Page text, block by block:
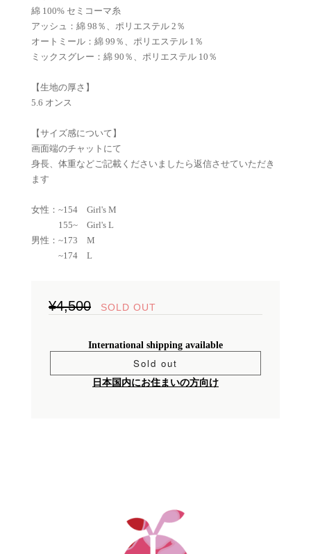
綿 100% セミコーマ糸
アッシュ：綿 98％、ポリエステル 2％
オートミール：綿 99％、ポリエステル 1％
ミックスグレー：綿 90％、ポリエステル 10％
【生地の厚さ】
5.6 オンス
【サイズ感について】
画面端のチャットにて
身長、体重などご記載くださいましたら返信させていただき
ます
女性：~154 Girl's M
155~ Girl's L
男性：~173 M
~174 L
¥4,500 SOLD OUT
International shipping available
Sold out
日本国内にお住まいの方向け